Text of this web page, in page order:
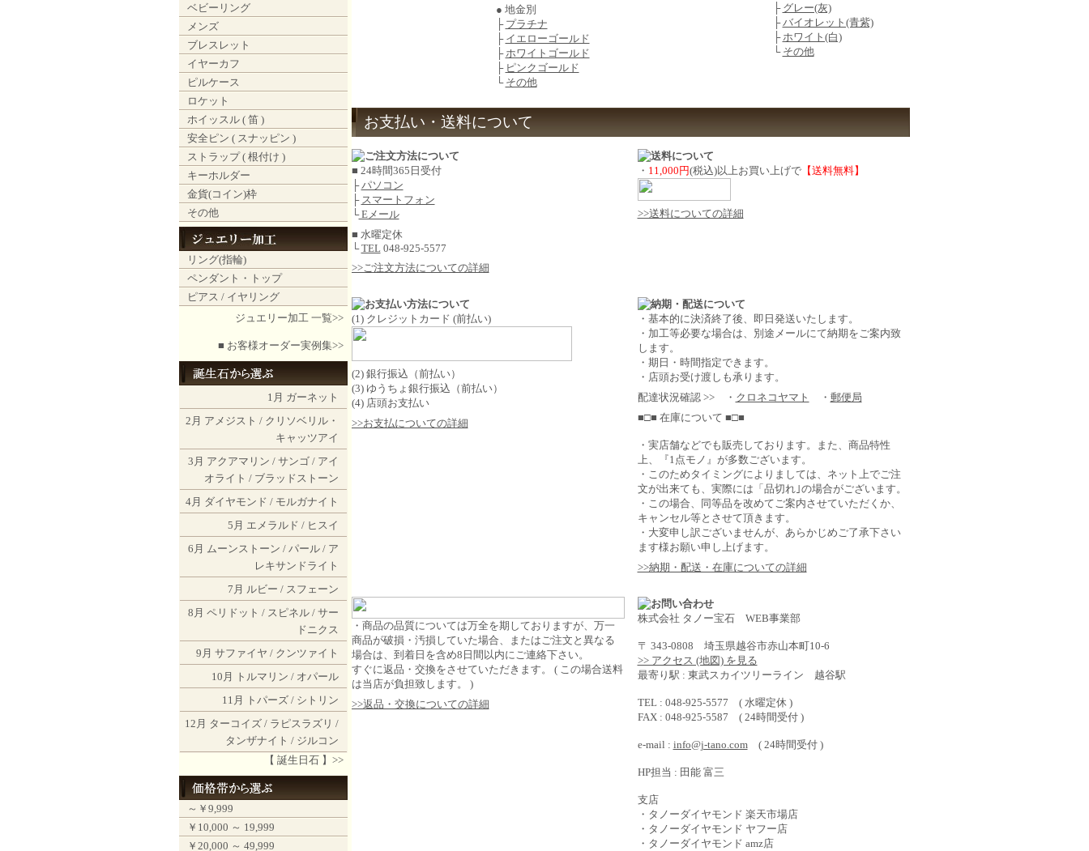
ベビーリング
メンズ
ブレスレット
イヤーカフ
ピルケース
ロケット
ホイッスル ( 笛 )
安全ピン ( スナッピン )
ストラップ ( 根付け )
キーホルダー
金貨(コイン)枠
その他
リング(指輪)
ペンダント・トップ
ピアス / イヤリング
ジュエリー加工 一覧>>
■ お客様オーダー実例集>>
1月 ガーネット
2月 アメジスト / クリソベリル・
キャッツアイ
3月 アクアマリン / サンゴ/ アイ
オライト / ブラッドストーン
4月 ダイヤモンド / モルガナイト
5月 エメラルド / ヒスイ
6月 ムーンストーン / パール/ ア
レキサンドライト
7月 ルビー / スフェーン
8月 ペリドット / スピネル/ サー
ドニクス
9月 サファイヤ / クンツァイト
10月
トルマリン / オパール
11月
トパーズ/ シトリン
12月 ターコイズ/ ラピスラズリ /
タンザナイト / ジルコン
【 誕生日石 】>>
～￥9,999
￥10,000 ～ 19,999
￥20,000 ～ 49,999
● 地金別
├ プラチナ
├ イエローゴールド
├ホワイトゴールド
├ ピンクゴールド
└ その他
├ グレー(灰)
├バイオレット(青紫)
├ホワイト(白)
└ その他
お支払い・送料について
■ 24時間365日受付
├パソコン
├ スマートフォン
└Eメール
■ 水曜定休
└TEL 048-925-5577
>>ご注文方法についての詳細
・ 11,000円(税込)以上お買い上げで【送料無料】
>>送料についての詳細
(1) クレジットカード (前払い)
(2) 銀行振込（前払い）
(3) ゆうちょ銀行振込（前払い）
(4) 店頭お支払い
>>お支払についての詳細
・基本的に決済終了後、即日発送いたします。
・加工等必要な場合は、別途メールにて納期をご案内致
します。
・期日・時間指定できます。
・店頭お受け渡しも承ります。
配達状況確認 >> ・ クロネコヤマト ・ 郵便局
■□■ 在庫について ■□■
・実店舗などでも販売しております。また、商品特性
上、『1点モノ』が多数ございます。
・このためタイミングによりましては、ネット上でご注
文が出来ても、実際には「品切れ｣の場合がございます。
・この場合、同等品を改めてご案内させていただくか、
キャンセル等とさせて頂きます。
・大変申し訳ございませんが、あらかじめご了承下さい
ます様お願い申し上げます。
>>納期・配送・在庫についての詳細
・商品の品質については万全を期しておりますが、万一
商品が破損・汚損していた場合、またはご注文と異なる
場合は、到着日を含め8日間以内にご連絡下さい。
すぐに返品・交換をさせていただきます。 ( この場合送料
は当店が負担致します。 )
>>返品・交換についての詳細
株式会社 タノー宝石 WEB事業部
〒 343-0808 埼玉県越谷市赤山本町10-6
>> アクセス (地図) を見る
最寄り駅 : 東武スカイツリーライン 越谷駅
TEL : 048-925-5577 ( 水曜定休 )
FAX : 048-925-5587 ( 24時間受付 )
e-mail : info@j-tano.com( 24時間受付 )
HP担当 : 田能 富三
支店
・タノーダイヤモンド 楽天市場店
・タノーダイヤモンド ヤフー店
・タノーダイヤモンド amz店